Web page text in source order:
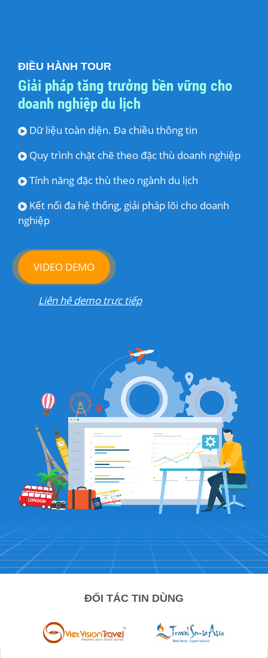
ĐIỀU HÀNH TOUR
Giải pháp tăng trưởng bền vững cho
doanh nghiệp du lịch
Dữ liệu toàn diện. Đa chiều thông tin
Quy trình chặt chẽ theo đặc thù doanh nghiệp
Tính năng đặc thù theo ngành du lịch
Kết nối đa hệ thống, giải pháp lõi cho doanh
nghiệp
VIDEO DEMO
Liên hệ demo trực tiếp
ĐỐI TÁC TIN DÙNG